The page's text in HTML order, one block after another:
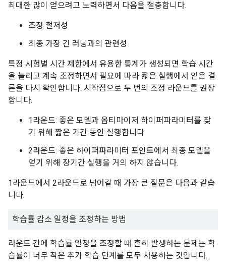
최대한 많이 얻으려고 노력하면서 다음을 절충합니다.
조정 철저성
최종 가장 긴 러닝과의 관련성
특정 시험별 시간 제한에서 유용한 통계가 생성되면 학습 시간
을 늘리고 계속 조정하면서 필요에 따라 짧은 실행에서 얻은 결
론을 다시 확인합니다. 시작점으로 두 번의 조정 라운드를 권장
합니다.
1라운드: 좋은 모델과 옵티마이저 하이퍼파라미터를 찾
기 위해 짧은 기간 동안 실행합니다.
2라운드: 좋은 하이퍼파라미터 포인트에서 최종 모델을
얻기 위해 장기간 실행을 거의 하지 않습니다.
1라운드에서 2라운드로 넘어갈 때 가장 큰 질문은 다음과 같습
니다.
학습률 감소 일정을 조정하는 방법
라운드 간에 학습률 일정을 조정할 때 흔히 발생하는 문제는 학
습률이 너무 작은 추가 학습 단계를 모두 사용하는 것입니다.